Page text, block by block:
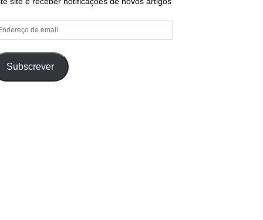
Subscrever